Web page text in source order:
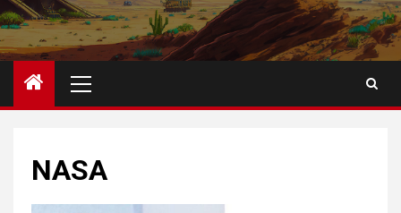
principal
NASA